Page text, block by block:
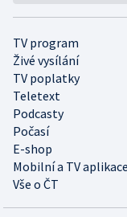
TV program
Živé vysílání
TV poplatky
Teletext
Podcasty
Počasí
E-shop
Mobilní a TV aplikace
Vše o ČT